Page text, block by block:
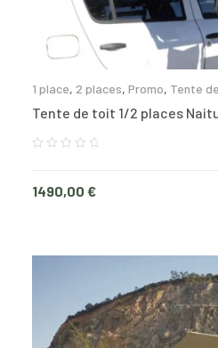
1 place, 2 places, Promo, Tente
Tente de toit 1/2 places
1490,00 €